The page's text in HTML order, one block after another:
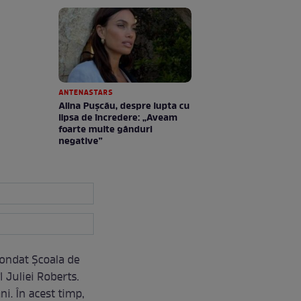
ANTENASTARS
Alina Pușcău, despre lupta cu
lipsa de încredere: „Aveam
foarte multe gânduri
negative”
Școala de
Juliei Roberts.
În acest timp,